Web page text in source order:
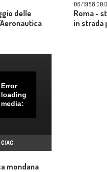
delle
06/1958
Roma -
in strada
Error
loading
media:
mondana